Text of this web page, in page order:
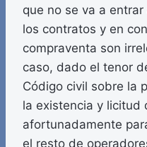
que no se va a
los contratos y en
compraventa son
caso, dado el tenor
Código civil sobre la
la existencia y licitud
afortunadamente
el resto de